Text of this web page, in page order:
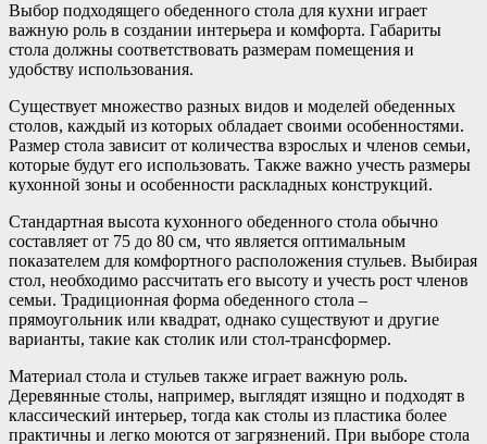
Выбор подходящего обеденного стола для кухни играет
важную роль в создании интерьера и комфорта. Габариты
стола должны соответствовать размерам помещения и
удобству использования.
Существует множество разных видов и моделей обеденных
столов, каждый из которых обладает своими особенностями.
Размер стола зависит от количества взрослых и членов семьи,
которые будут его использовать. Также важно учесть размеры
кухонной зоны и особенности раскладных конструкций.
Стандартная высота кухонного обеденного стола обычно
составляет от 75 до 80 см, что является оптимальным
показателем для комфортного расположения стульев. Выбирая
стол, необходимо рассчитать его высоту и учесть рост членов
семьи. Традиционная форма обеденного стола –
прямоугольник или квадрат, однако существуют и другие
варианты, такие как столик или стол-трансформер.
Материал стола и стульев также играет важную роль.
Деревянные столы, например, выглядят изящно и подходят в
классический интерьер, тогда как столы из пластика более
практичны и легко моются от загрязнений. При выборе стола